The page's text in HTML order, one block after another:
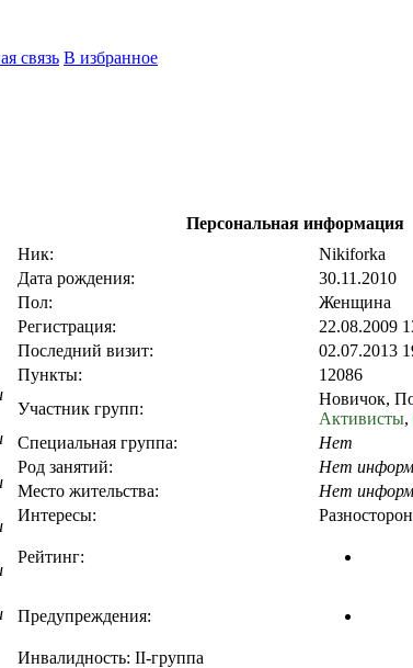
связь В избранное
Персональная информация
Ник:
Nikiforka
Дата рождения:
30.11.2010
Пол:
Женщина
Регистрация:
22.08.2009
Последний визит:
02.07.2013
Пункты:
12086
Участник групп:
Новичок,
Активисты,
Специальная группа:
Нет
Род занятий:
Нет
Место жительства:
Нет
Интересы:
Рейтинг:
Предупреждения:
Инвалидность: II-группа